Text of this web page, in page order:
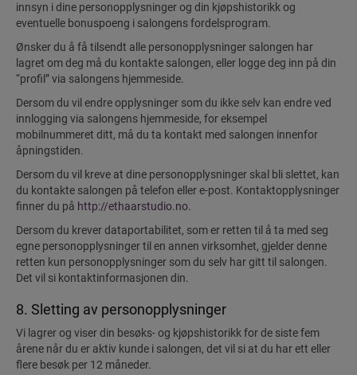
innsyn i dine personopplysninger og din kjøpshistorikk og
eventuelle bonuspoeng i salongens fordelsprogram.
Ønsker du å få tilsendt alle personopplysninger salongen har
lagret om deg må du kontakte salongen, eller logge deg inn på din
“profil” via salongens hjemmeside.
Dersom du vil endre opplysninger som du ikke selv kan endre ved
innlogging via salongens hjemmeside, for eksempel
mobilnummeret ditt, må du ta kontakt med salongen innenfor
åpningstiden.
Dersom du vil kreve at dine personopplysninger skal bli slettet, kan
du kontakte salongen på telefon eller e-post. Kontaktopplysninger
finner du på http://ethaarstudio.no.
Dersom du krever dataportabilitet, som er retten til å ta med seg
egne personopplysninger til en annen virksomhet, gjelder denne
retten kun personopplysninger som du selv har gitt til salongen.
Det vil si kontaktinformasjonen din.
8. Sletting av personopplysninger
Vi lagrer og viser din besøks- og kjøpshistorikk for de siste fem
årene når du er aktiv kunde i salongen, det vil si at du har ett eller
flere besøk per 12 måneder.